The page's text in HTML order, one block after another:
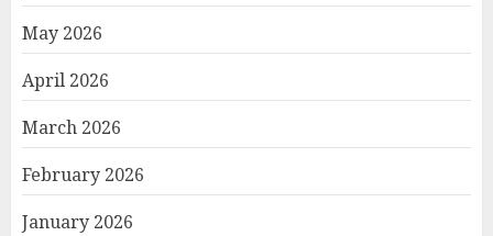
May 2026
April 2026
March 2026
February 2026
January 2026